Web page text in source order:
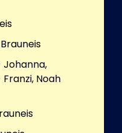
Johanna,
Noah